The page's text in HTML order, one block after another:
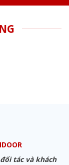
tác và khách